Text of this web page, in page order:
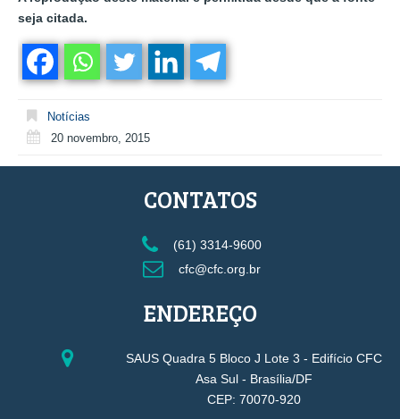
seja citada.
Notícias
20 novembro, 2015
CONTATOS
(61) 3314-9600
cfc@cfc.org.br
ENDEREÇO
SAUS Quadra 5 Bloco J Lote 3 - Edifício CFC
Asa Sul - Brasília/DF
CEP: 70070-920